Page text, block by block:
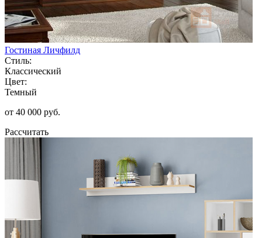
Гостиная Личфилд
Стиль:
Классический
Цвет:
Темный
от 40 000 руб.
Рассчитать